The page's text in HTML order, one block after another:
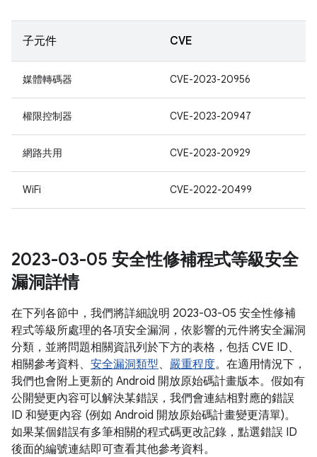
子元件 CVE
媒體轉碼器 CVE-2023-20956
權限控制器 CVE-2023-20947
網路共用 CVE-2023-20929
WiFi CVE-2022-20499
2023-03-05 安全性修補程式等級安全
漏洞詳情
在下列各節中，我們將詳細說明 2023-03-05 安全性修補
程式等級所處理的各項安全漏洞，依影響的元件將安全漏洞
分類，並將問題相關資訊列於下方的表格，包括 CVE ID、
相關參考資料、 安全漏洞類型、 嚴重程度。在適用情況下，
我們也會附上更新的 Android 開放原始碼計畫版本。假如有
公開變更內容可以解決某錯誤，我們會連結相對應的錯誤
ID 和變更內容 (例如 Android 開放原始碼計畫變更清單)。
如果某個錯誤有多筆相關的程式碼更改記錄，點選錯誤 ID
後面的編號連結即可查看其他參考資料。